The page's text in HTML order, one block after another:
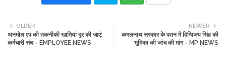
tte ats
NEWER
कमलनाथ सरकार के पतन में दिग्विजय सिंह की
भूमिका की जांच की मांग - MP NEWS
OLDER
अनमोल एप की तकनीकी खामियां दूर की जाएं:
कर्मचारी संघ - EMPLOYEE NEWS